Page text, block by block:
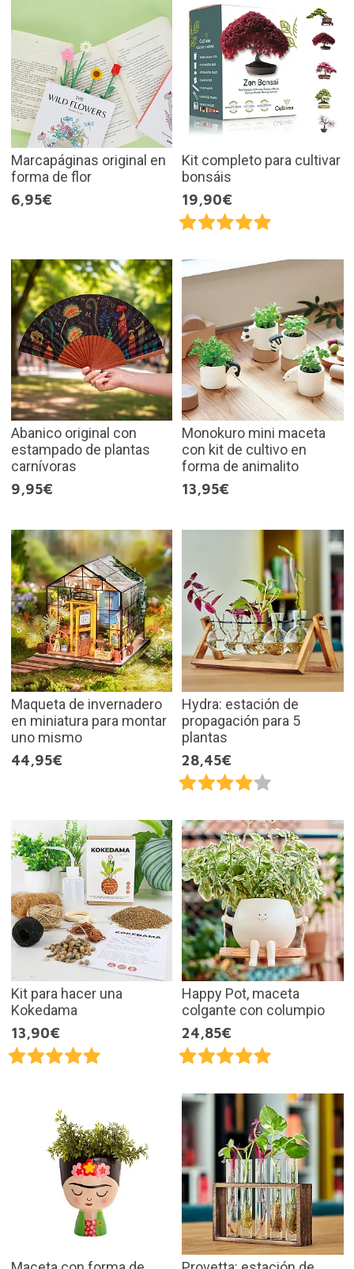
Marcapáginas original en
forma de flor
6,95€
Kit completo para cultivar
bonsáis
19,90€
Abanico original con
estampado de plantas
carnívoras
9,95€
Monokuro mini maceta
con kit de cultivo en
forma de animalito
13,95€
Maqueta de invernadero
en miniatura para montar
uno mismo
44,95€
Hydra: estación de
propagación para 5
plantas
28,45€
Kit para hacer una
Kokedama
13,90€
Happy Pot, maceta
colgante con columpio
24,85€